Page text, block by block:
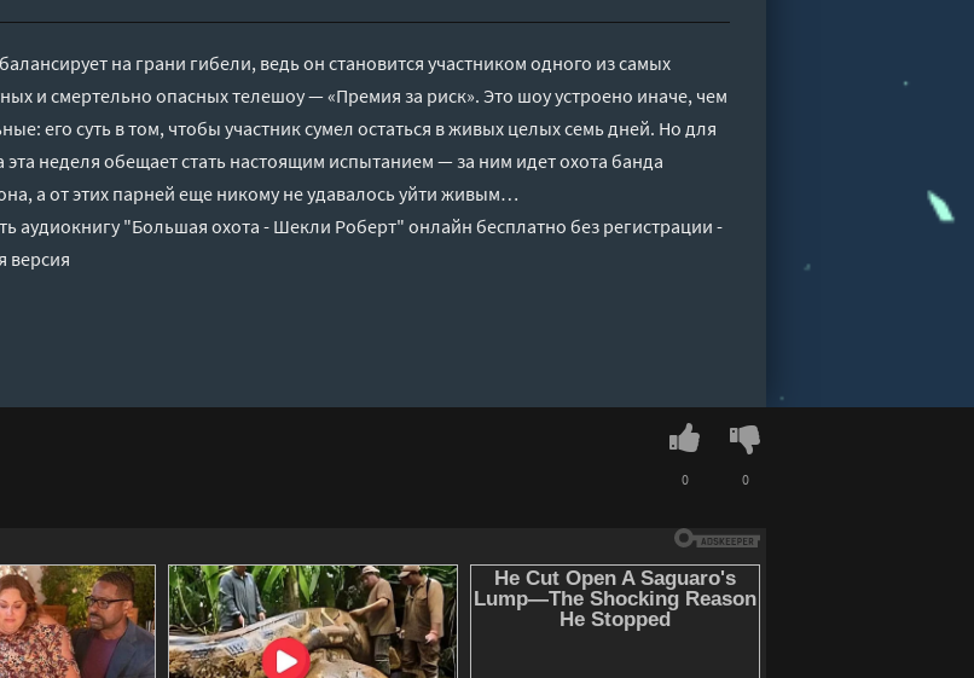
на грани гибели, ведь он становится участником одного из самых
и смертельно опасных телешоу — «Премия за риск». Это шоу устроено иначе, чем
его суть в том, чтобы участник сумел остаться в живых целых семь дней. Но для
эта неделя обещает стать настоящим испытанием — за ним идет охота банда
а от этих парней еще никому не удавалось уйти живым…
аудиокнигу "Большая охота - Шекли Роберт" онлайн бесплатно без регистрации -
версия
0 0